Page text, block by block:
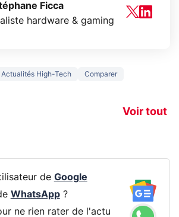
Ficca
hardware & gaming
Actualités High-Tech Comparer
Voir tout
1 pour
L'AOC
!
5
prochaine
de Google
WhatsApp?
ne rien rater de l'actu